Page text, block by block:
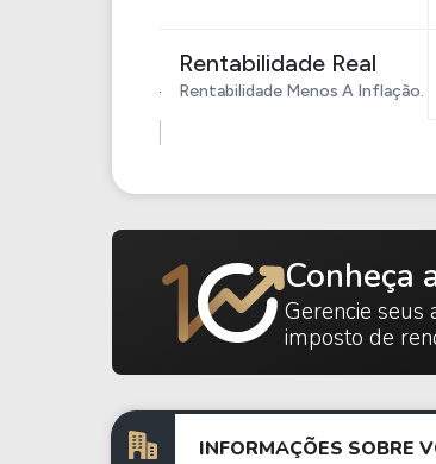
Rentabilidade Real
Rentabilidade Menos A Inflação.
Conheça
Gerencie seus
imposto de
INFORMAÇÕES SOBRE